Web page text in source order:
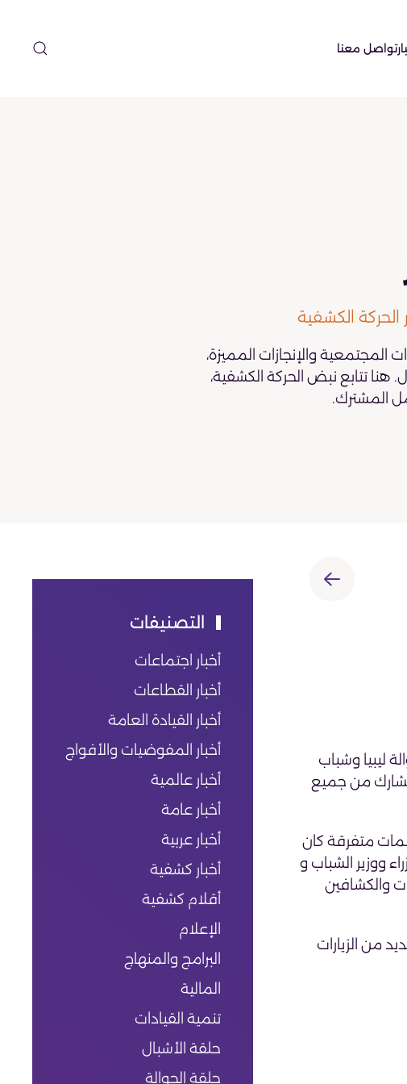
تواصل معنا
الكشفية
المجتمعية والإنجازات المميزة،
هنا تتابع نبض الحركة الكشفية،
المشترك.
الاول لجوالة ليبيا وشباب
قائد اللقاء القائد عمران بن عمران معلنا افتتاح اللقاء الذي يشارك فيه قرابة الــ 400 مشارك من جميع
متفرقة كان
ووزير الشباب و
والكشافين
10/2021 ويستمر حتى يوم الاثنين 18/10/2021 يتخلله العديد من الزيارات
التصنيفات
أخبار اجتماعات
أخبار القطاعات
أخبار القيادة العامة
أخبار المفوضيات والأفواج
أخبار عالمية
أخبار عامة
أخبار عربية
أخبار كشفية
أقلام كشفية
الإعلام
البرامج والمنهاج
المالية
تنمية القيادات
حلقة الأشبال
حلقة الجوالة